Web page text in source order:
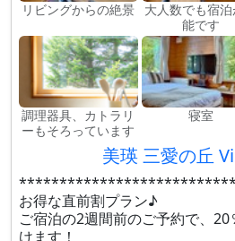
リビングからの絶景
大人数でも宿
能です
調理器具、カトラリ
ーもそろっています
寝室
美瑛 三愛の丘
お得な直前割プラン♪
ご宿泊の2週間前のご予約で、
けます！